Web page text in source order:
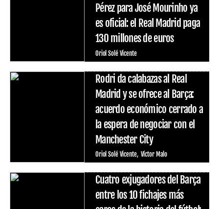
Pérez para José Mourinho ya
es oficial: el Real Madrid paga
130 millones de euros
Oriol Solé Vicente
Rodri da calabazas al Real
Madrid y se ofrece al Barça:
acuerdo económico cerrado a
la espera de negociar con el
Manchester City
Oriol Solé Vicente Víctor Malo
Cuatro exjugadores del Barça
entre los 10 fichajes más